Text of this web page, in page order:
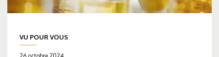
VU POUR VOUS